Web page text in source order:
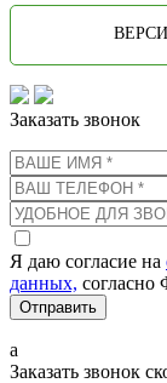
Заказать звонок
Я даю согласие на
данных,
Отправить
а
Заказать звонок